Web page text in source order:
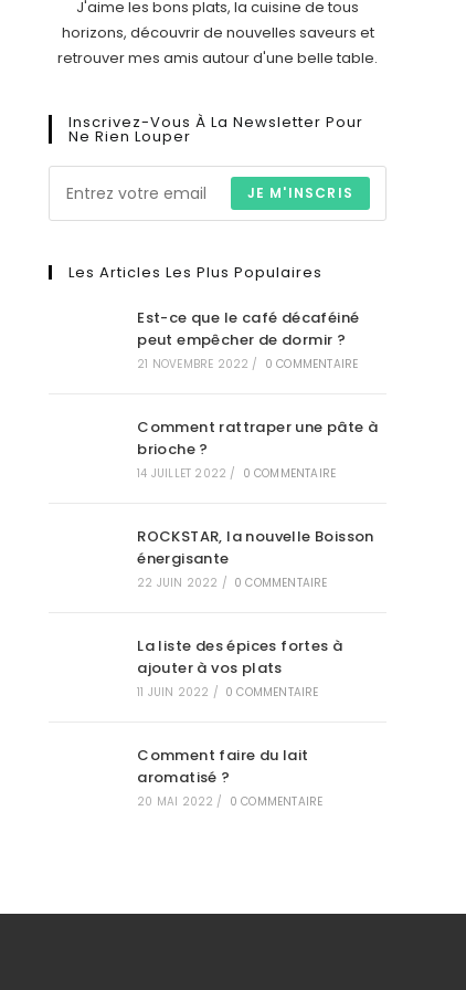
J'aime les bons plats, la cuisine de tous
horizons, découvrir de nouvelles saveurs et
retrouver mes amis autour d'une belle table.
Inscrivez-Vous À La Newsletter Pour
Ne Rien Louper
JE M'INSCRIS
Les Articles Les Plus Populaires
Est-ce que le café décaféiné
peut empêcher de dormir ?
21 NOVEMBRE 2022 / 0 COMMENTAIRE
Comment rattraper une pâte à
brioche ?
14 JUILLET 2022 / 0 COMMENTAIRE
ROCKSTAR, la nouvelle Boisson
énergisante
22 JUIN 2022 / 0 COMMENTAIRE
La liste des épices fortes à
ajouter à vos plats
11 JUIN 2022 / 0 COMMENTAIRE
Comment faire du lait
aromatisé ?
20 MAI 2022 / 0 COMMENTAIRE